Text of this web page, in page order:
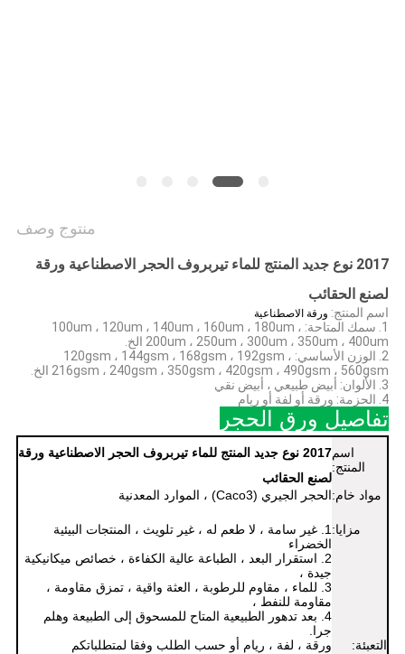
منتوج وصف
2017 نوع جديد المنتج للماء تيربروف الحجر الاصطناعية ورقة
لصنع الحقائب
اسم المنتج: ورقة الاصطناعية
1. سمك المتاحة: 100um ، 120um ، 140um ، 160um ، 180um ،
200um ، 250um ، 300um ، 350um ، 400um الخ.
2. الوزن الأساسي: 120gsm ، 144gsm ، 168gsm ، 192gsm ،
216gsm ، 240gsm ، 350gsm ، 420gsm ، 490gsm ، 560gsm الخ.
3. الألوان: أبيض طبيعي ، أبيض نقي
4. الحزمة: ورقة أو لفة أو ريام
تفاصيل ورق الحجر
اسم
المنتج:
2017 نوع جديد المنتج للماء تيربروف الحجر الاصطناعية ورقة
لصنع الحقائب
مواد خام:الحجر الجيري (Caco3) ، الموارد المعدنية
مزايا:
1. غير سامة ، لا طعم له ، غير تلويث ، المنتجات البيئية
الخضراء
2. استقرار البعد ، الطباعة عالية
الكفاءة ، خصائص ميكانيكية
جيدة ،
3. للماء ، مقاوم للرطوبة ، العثة واقية ، تمزق مقاومة ،
مقاومة للنفط ،
4. بعد تدهور الطبيعية المتاح للمسحوق إلى الطبيعة وهلم
جرا.
التعبئة:
ورقة ، لفة ، ريام أو حسب الطلب وفقا لمتطلباتكم